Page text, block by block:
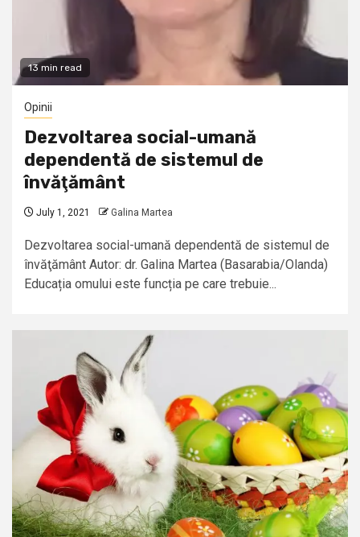
13 min read
Opinii
Dezvoltarea social-umană
dependentă de sistemul de
învăţământ
July 1, 2021 Galina Martea
Dezvoltarea social-umană dependentă de sistemul de
învăţământ Autor: dr. Galina Martea (Basarabia/Olanda)
Educația omului este funcția pe care trebuie...